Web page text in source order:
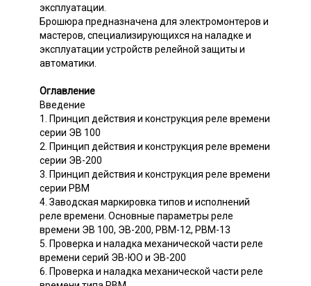
эксплуатации.
Брошюра предназначена для электромонтеров и
мастеров, специализирующихся на наладке и
эксплуатации устройств релейной защиты и
автоматики.
Оглавление
Введение
1. Принцип действия и конструкция реле времени
серии ЭВ 100
2. Принцип действия и конструкция реле времени
серии ЭВ-200
3. Принцип действия и конструкция реле времени
серии РВМ
4. Заводская маркировка типов и исполнений
реле времени. Основные параметры реле
времени ЭВ 100, ЭВ-200, РВМ-12, РВМ-13
5. Проверка и наладка механической части реле
времени серий ЭВ-ЮО и ЭВ-200
6. Проверка и наладка механической части реле